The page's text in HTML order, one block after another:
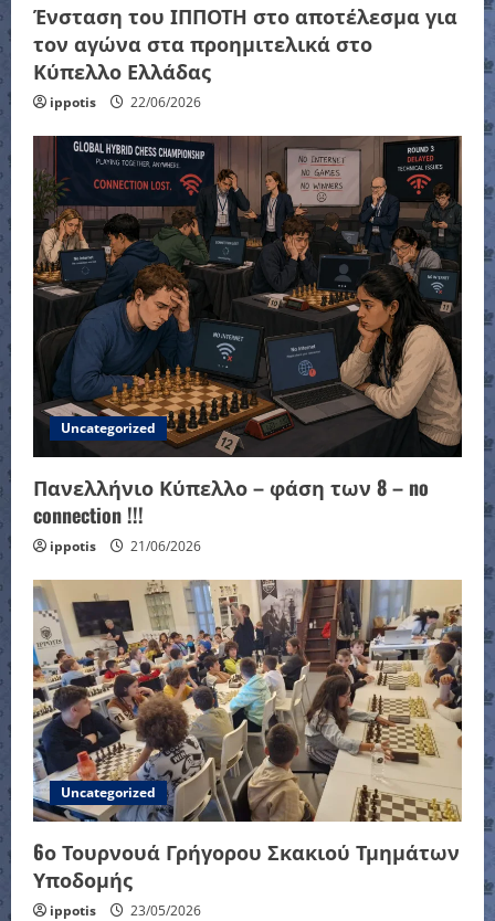
Ένσταση του ΙΠΠΟΤΗ στο αποτέλεσμα για
τον αγώνα στα προημιτελικά στο
Κύπελλο Ελλάδας
ippotis 22/06/2026
Uncategorized
Πανελλήνιο Κύπελλο – φάση των 8 – no
connection !!!
ippotis 21/06/2026
Uncategorized
6ο Τουρνουά Γρήγορου Σκακιού Τμημάτων
Υποδομής
ippotis 23/05/2026